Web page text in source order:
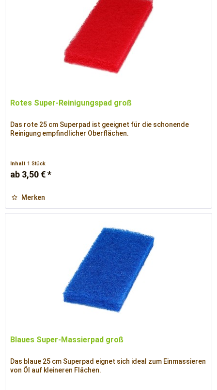
Rotes Super-Reinigungspad groß
Das rote 25 cm Superpad ist geeignet für die schonende
Reinigung empfindlicher Oberflächen.
Inhalt1 Stück
ab 3,50 € *
Merken
Blaues Super-Massierpad groß
Das blaue 25 cm Superpad eignet sich ideal zum Einmassieren
von Öl auf kleineren Flächen.